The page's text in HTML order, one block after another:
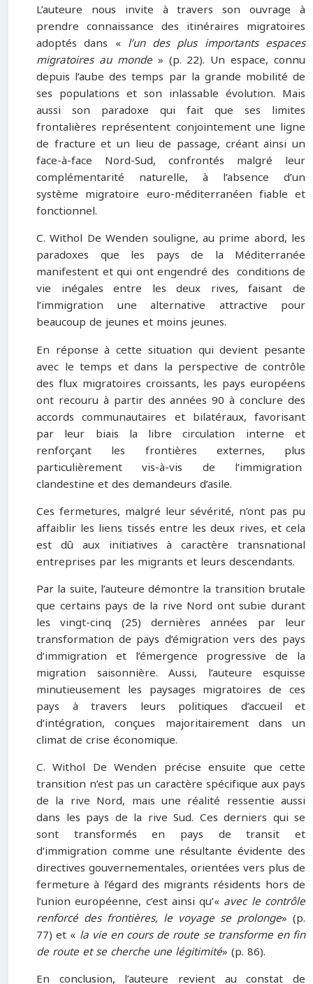
L’auteure nous invite à travers son ouvrage à
prendre connaissance des itinéraires migratoires
adoptés dans « l’un des plus importants espaces
migratoires au monde» (p. 22). Un espace, connu
depuis l’aube des temps par la grande mobilité de
ses populations et son inlassable évolution. Mais
aussi son paradoxe qui fait que ses limites
frontalières représentent conjointement une ligne
de fracture et un lieu de passage, créant ainsi un
face-à-face Nord-Sud, confrontés malgré leur
complémentarité naturelle, à l’absence d’un
système migratoire euro-méditerranéen fiable et
fonctionnel.
C. Withol De Wenden souligne, au prime abord, les
paradoxes que les pays de la Méditerranée
manifestent et qui ont engendré des conditions de
vie inégales entre les deux rives, faisant de
l’immigration une alternative attractive pour
beaucoup de jeunes et moins jeunes.
En réponse à cette situation qui devient pesante
avec le temps et dans la perspective de contrôle
des flux migratoires croissants, les pays européens
ont recouru à partir des années 90 à conclure des
accords communautaires et bilatéraux, favorisant
par leur biais la libre circulation interne et
renforçant les frontières externes, plus
particulièrement vis-à-vis de l’immigration
clandestine et des demandeurs d’asile.
Ces fermetures, malgré leur sévérité, n’ont pas pu
affaiblir les liens tissés entre les deux rives, et cela
est dû aux initiatives à caractère transnational
entreprises par les migrants et leurs descendants.
Par la suite, l’auteure démontre la transition brutale
que certains pays de la rive Nord ont subie durant
les vingt-cinq (25) dernières années par leur
transformation de pays d’émigration vers des pays
d’immigration et l’émergence progressive de la
migration saisonnière. Aussi, l’auteure esquisse
minutieusement les paysages migratoires de ces
pays à travers leurs politiques d’accueil et
d’intégration, conçues majoritairement dans un
climat de crise économique.
C. Withol De Wenden précise ensuite que cette
transition n’est pas un caractère spécifique aux pays
de la rive Nord, mais une réalité ressentie aussi
dans les pays de la rive Sud. Ces derniers qui se
sont transformés en pays de transit et
d’immigration comme une résultante évidente des
directives gouvernementales, orientées vers plus de
fermeture à l’égard des migrants résidents hors de
l’union européenne, c’est ainsi qu’« avec le contrôle
renforcé des frontières, le voyage se prolonge» (p.
77) et « la vie en cours de route se transforme en fin
de route et se cherche une légitimité» (p. 86).
En conclusion, l’auteure revient au constat de